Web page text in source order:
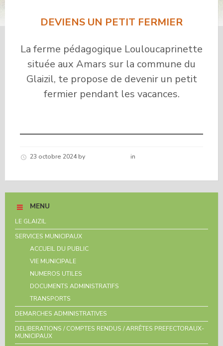
DEVIENS UN PETIT FERMIER
La ferme pédagogique Louloucaprinette
située aux Amars sur la commune du
Glaizil, te propose de devenir un petit
fermier pendant les vacances.
23 octobre 2024by in
MENU
LE GLAIZIL
SERVICES MUNICIPAUX
ACCUEIL DU PUBLIC
VIE MUNICIPALE
NUMEROS UTILES
DOCUMENTS ADMINISTRATIFS
TRANSPORTS
DEMARCHES ADMINISTRATIVES
DELIBERATIONS / COMPTES RENDUS / ARRÊTES PREFECTORAUX-
MUNICIPAUX